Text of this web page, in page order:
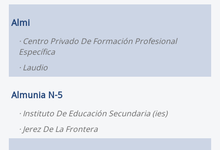
Almi
Centro Privado De Formación Profesional
Específica
Laudio
Almunia N-5
Instituto De Educación Secundaria (ies)
Jerez De La Frontera